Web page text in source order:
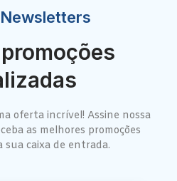
oferta incrível! Assine nossa
as melhores promoções
caixa de entrada.